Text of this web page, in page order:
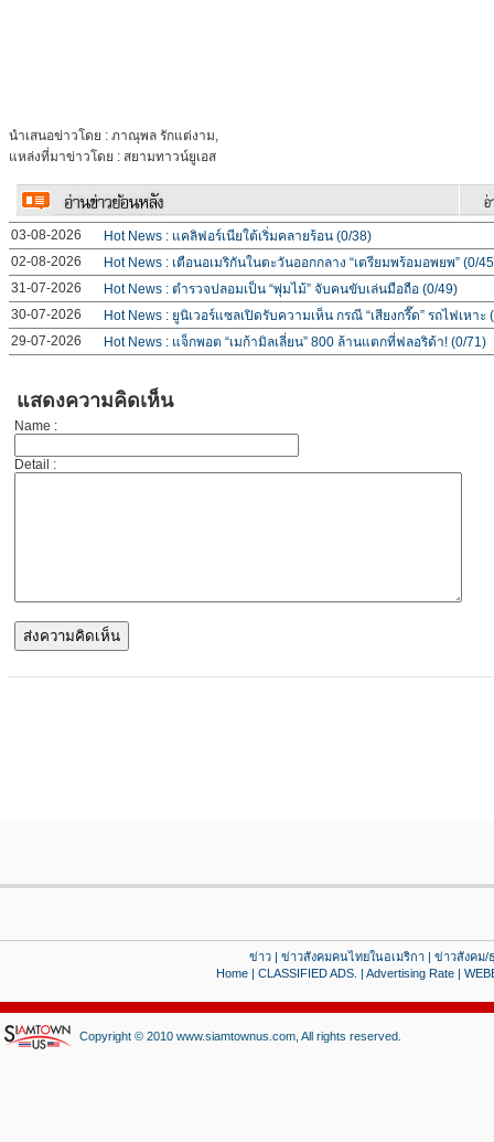
นำเสนอข่าวโดย : ภาณุพล รักแต่งาม,
แหล่งที่มาข่าวโดย : สยามทาวน์ยูเอส
03-08-2026
Hot News : แคลิฟอร์เนียใต้เริ่มคลายร้อน (0/38)
02-08-2026
Hot News : เตือนอเมริกันในตะวันออกกลาง “เตรียมพร้อมอพยพ” (0/
31-07-2026
Hot News : ตำรวจปลอมเป็น “พุ่มไม้” จับคนขับเล่นมือถือ (0/49)
30-07-2026
Hot News : ยูนิเวอร์แซลเปิดรับความเห็น กรณี “เสียงกรี๊ด” รถไฟเหาะ
29-07-2026
Hot News : แจ็กพอต “เมก้ามิลเลี่ยน” 800 ล้านแตกที่ฟลอริด้า! (0/71)
แสดงความคิดเห็น
Name :
Detail :
ข่าว| ข่าวสังคมคนไทยในอเมริกา| ข่าวสังคม/
Home| CLASSIFIED ADS. Advertising Rate|
Copyright © 2010 www.siamtownus.com, All rights reserved.